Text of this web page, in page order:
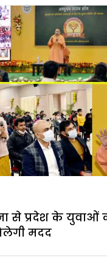
से प्रदेश के युवाओं
मदद